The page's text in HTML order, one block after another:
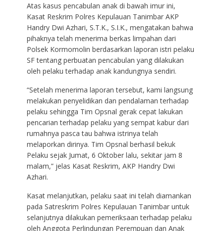
Atas kasus pencabulan anak di bawah imur ini,
Kasat Reskrim Polres Kepulauan Tanimbar AKP
Handry Dwi Azhari, S.T.K., S.I.K., mengatakan bahwa
pihaknya telah menerima berkas limpahan dari
Polsek Kormomolin berdasarkan laporan istri pelaku
SF tentang perbuatan pencabulan yang dilakukan
oleh pelaku terhadap anak kandungnya sendiri.
“Setelah menerima laporan tersebut, kami langsung
melakukan penyelidikan dan pendalaman terhadap
pelaku sehingga Tim Opsnal gerak cepat lakukan
pencarian terhadap pelaku yang sempat kabur dari
rumahnya pasca tau bahwa istrinya telah
melaporkan dirinya. Tim Opsnal berhasil bekuk
Pelaku sejak Jumat, 6 Oktober lalu, sekitar jam 8
malam,” jelas Kasat Reskrim, AKP Handry Dwi
Azhari.
Kasat melanjutkan, pelaku saat ini telah diamankan
pada Satreskrim Polres Kepulauan Tanimbar untuk
selanjutnya dilakukan pemeriksaan terhadap pelaku
oleh Anggota Perlindungan Perempuan dan Anak